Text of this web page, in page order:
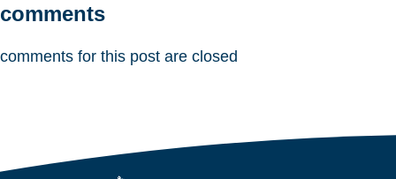
comments
comments for this post are closed